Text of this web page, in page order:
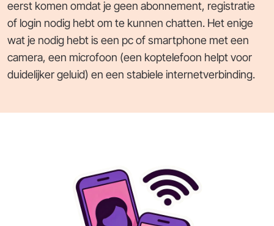
eerst komen omdat je geen abonnement, registratie
of login nodig hebt om te kunnen chatten. Het enige
wat je nodig hebt is een pc of smartphone met een
camera, een microfoon (een koptelefoon helpt voor
duidelijker geluid) en een stabiele internetverbinding.